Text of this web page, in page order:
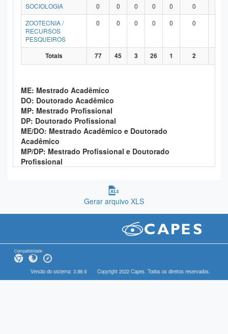
SOCIOLOGIA
0 0 0 0 0 0
ZOOTECNIA /
RECURSOS
PESQUEIROS
0 0 0 0 0 0
Totais 77 45 3 26 1 2
ME: Mestrado Acadêmico
DO: Doutorado Acadêmico
MP: Mestrado Profissional
DP: Doutorado Profissional
ME/DO: Mestrado Acadêmico e Doutorado
Acadêmico
MP/DP: Mestrado Profissional e Doutorado
Profissional
Gerar arquivo XLS
Compatibilidade
Versão do sistema: 3.88.9 Copyright 2022 Capes. Todos os direitos reservados.